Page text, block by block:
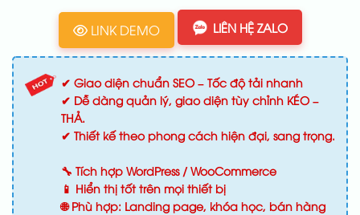
LINK DEMO LIÊN HỆ ZALO
✔ Giao diện chuẩn SEO – Tốc độ tải nhanh
✔ Dễ dàng quản lý, giao diện tùy chỉnh KÉO –
THẢ.
✔ Thiết kế theo phong cách hiện đại, sang trọng.
🔧 Tích hợp WordPress / WooCommerce
📱 Hiển thị tốt trên mọi thiết bị
🌐 Phù hợp: Landing page, khóa học, bán hàng